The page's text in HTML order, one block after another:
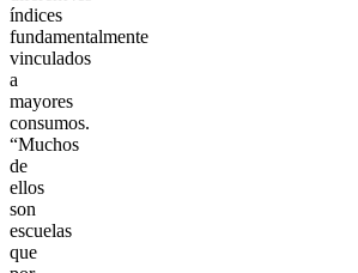
índices
fundamentalmente
vinculados
a
mayores
consumos.
“Muchos
de
ellos
son
escuelas
que